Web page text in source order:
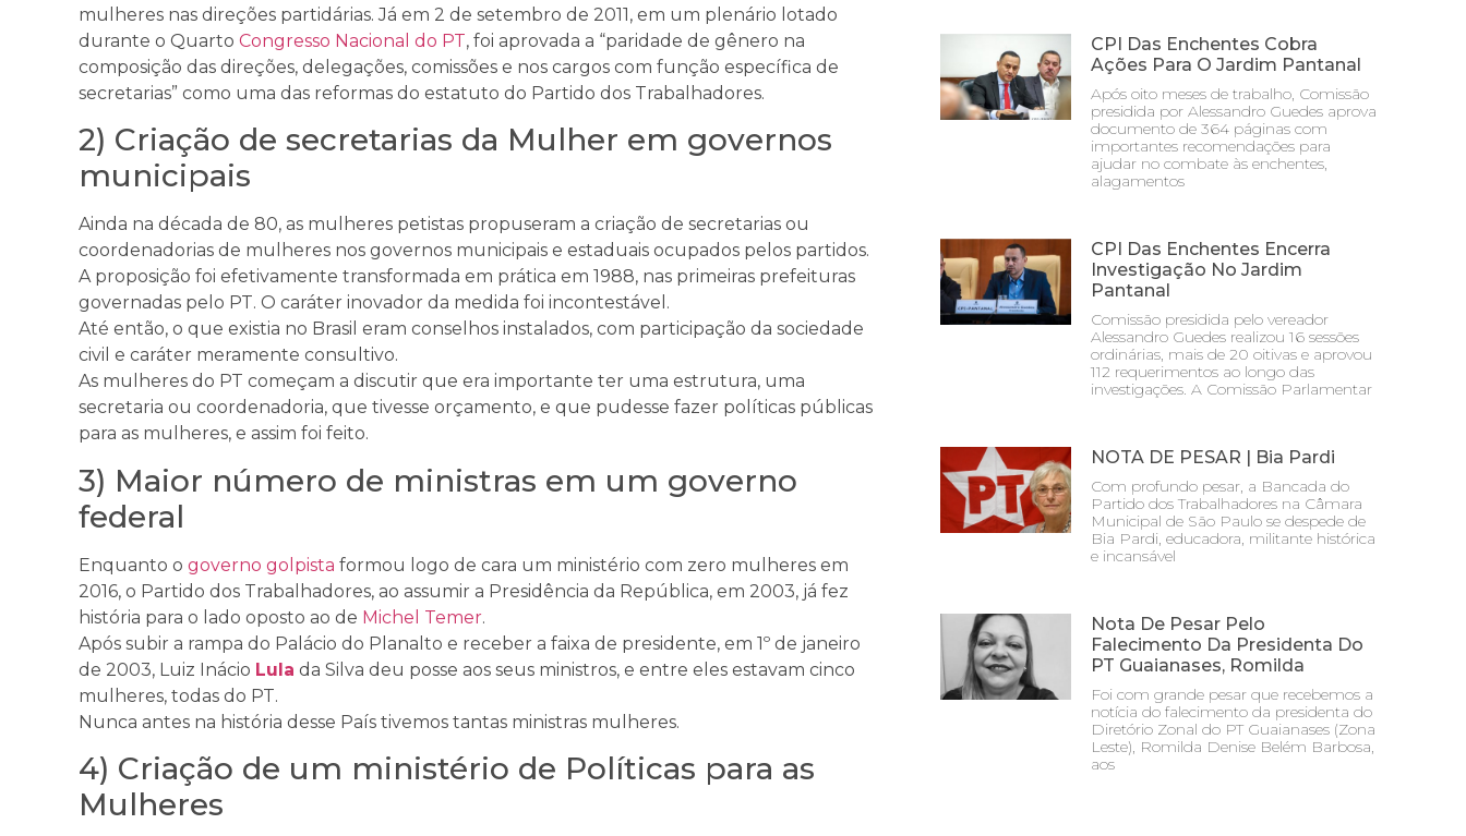
mulheres nas direções partidárias. Já em 2 de setembro de 2011, em um plenário lotado
durante o Quarto Congresso Nacional do PT, foi aprovada a “paridade de gênero na
composição das direções, delegações, comissões e nos cargos com função específica de
secretarias” como uma das reformas do estatuto do Partido dos Trabalhadores.
2) Criação de secretarias da Mulher em governos
municipais
Ainda na década de 80, as mulheres petistas propuseram a criação de secretarias ou
coordenadorias de mulheres nos governos municipais e estaduais ocupados pelos partidos.
A proposição foi efetivamente transformada em prática em 1988, nas primeiras prefeituras
governadas pelo PT. O caráter inovador da medida foi incontestável.
Até então, o que existia no Brasil eram conselhos instalados, com participação da sociedade
civil e caráter meramente consultivo.
As mulheres do PT começam a discutir que era importante ter uma estrutura, uma
secretaria ou coordenadoria, que tivesse orçamento, e que pudesse fazer políticas públicas
para as mulheres, e assim foi feito.
3) Maior número de ministras em um governo
federal
Enquanto o governo golpista formou logo de cara um ministério com zero mulheres em
2016, o Partido dos Trabalhadores, ao assumir a Presidência da República, em 2003, já fez
história para o lado oposto ao de Michel Temer.
Após subir a rampa do Palácio do Planalto e receber a faixa de presidente, em 1º de janeiro
de 2003, Luiz Inácio Lula da Silva deu posse aos seus ministros, e entre eles estavam cinco
mulheres, todas do PT.
Nunca antes na história desse País tivemos tantas ministras mulheres.
4) Criação de um ministério de Políticas para as
Mulheres
CPI Das Enchentes Cobra
Ações Para O Jardim Pantanal
Após oito meses de trabalho, Comissão
presidida por Alessandro Guedes aprova
documento de 364 páginas com
importantes recomendações para
ajudar no combate às enchentes,
alagamentos
CPI Das Enchentes Encerra
Investigação No Jardim
Pantanal
Comissão presidida pelo vereador
Alessandro Guedes realizou 16 sessões
ordinárias, mais de 20 oitivas e aprovou
112 requerimentos ao longo das
investigações. A Comissão Parlamentar
NOTA DE PESAR | Bia Pardi
Com profundo pesar, a Bancada do
Partido dos Trabalhadores na Câmara
Municipal de São Paulo se despede de
Bia Pardi, educadora, militante histórica
e incansável
Nota De Pesar Pelo
Falecimento Da Presidenta Do
PT Guaianases, Romilda
Foi com grande pesar que recebemos a
notícia do falecimento da presidenta do
Diretório Zonal do PT Guaianases (Zona
Leste), Romilda Denise Belém Barbosa,
aos